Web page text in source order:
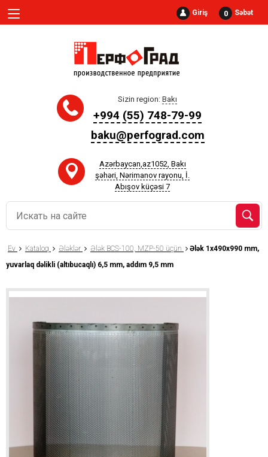
Giriş 0 Səbət
Sizin region: Bakı
+994 (55) 748-79-99
baku@perfograd.com
Azərbaycan,az1052, Bakı
şəhəri, Nərimanov rayonu, İ.
Abışov küçəsi 7
Ev Kataloq Ələklər Ələk BCS-100, MZP-50 üçün
Ələk 1x490x990 mm,
yuvarlaq dəlikli (altıbucaqlı) 6,5 mm, addım 9,5 mm